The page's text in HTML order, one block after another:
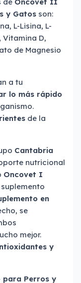
y Gatos son:
L-Lisina, L-
Vitamina D,
de Magnesio
a tu
lo más rápido
de la
Cantabria
nutricional
Oncovet I
suplemento
en
se
mejor.
y
para Perros y